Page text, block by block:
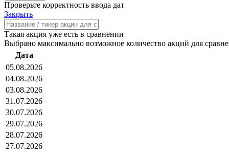
Проверьте корректность ввода дат
Закрыть
Такая акция уже есть в сравнении
Выбрано максимально возможное количество акций для
Дата
05.08.2026
04.08.2026
03.08.2026
31.07.2026
30.07.2026
29.07.2026
28.07.2026
27.07.2026